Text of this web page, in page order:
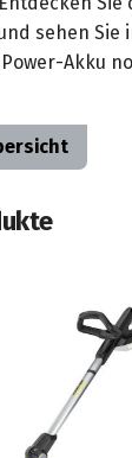
sehen Sie
Akku